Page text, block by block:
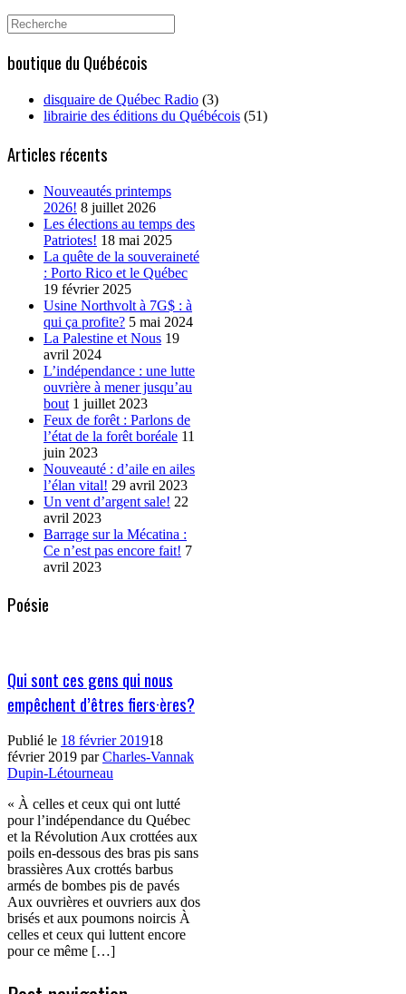
Search
for:
boutique du Québécois
disquaire de Québec Radio (3)
librairie des éditions du Québécois (51)
Articles récents
Nouveautés printemps
2026! 8 juillet 2026
Les élections au temps des
Patriotes! 18 mai 2025
La quête de la souveraineté
: Porto Rico et le Québec
19 février 2025
Usine Northvolt à 7G$ : à
qui ça profite? 5 mai 2024
La Palestine et Nous 19
avril 2024
L’indépendance : une lutte
ouvrière à mener jusqu’au
bout 1 juillet 2023
Feux de forêt : Parlons de
l’état de la forêt boréale 11
juin 2023
Nouveauté : d’aile en ailes
l’élan vital! 29 avril 2023
Un vent d’argent sale! 22
avril 2023
Barrage sur la Mécatina :
Ce n’est pas encore fait! 7
avril 2023
Poésie
Qui sont ces gens qui nous
empêchent d’êtres fiers·ères?
Publié le 18 février 201918
février 2019 parCharles-Vannak
Dupin-Létourneau
« À celles et ceux qui ont lutté
pour l’indépendance du Québec
et la Révolution Aux crottées aux
poils en-dessous des bras pis sans
brassières Aux crottés barbus
armés de bombes pis de pavés
Aux ouvrières et ouvriers aux dos
brisés et aux poumons noircis À
celles et ceux qui luttent encore
pour ce même […]